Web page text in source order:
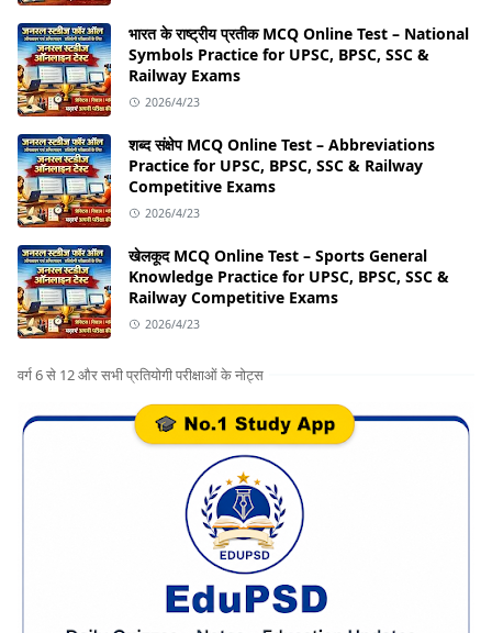
भारत के राष्ट्रीय प्रतीक MCQ Online Test – National
Symbols Practice for UPSC, BPSC, SSC &
Railway Exams
2026/4/23
शब्द संक्षेप MCQ Online Test – Abbreviations
Practice for UPSC, BPSC, SSC & Railway
Competitive Exams
2026/4/23
खेलकूद MCQ Online Test – Sports General
Knowledge Practice for UPSC, BPSC, SSC &
Railway Competitive Exams
2026/4/23
वर्ग 6 से 12 और सभी प्रतियोगी परीक्षाओं के नोट्स